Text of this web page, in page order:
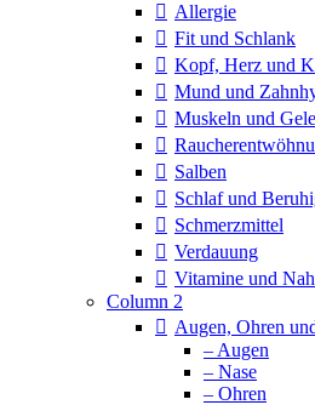
Allergie
Fit und Schlank
Kopf, Herz und
Mund und
Muskeln und
Salben
Schlaf und
Schmerzmittel
Verdauung
Vitamine und
Column 2
Augen, Ohren
– Augen
– Nase
– Ohren